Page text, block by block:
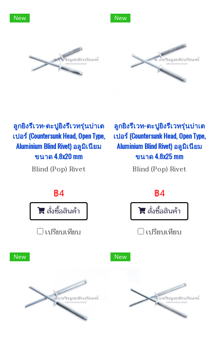
New
ลูกยิงรีเวท-ตะปูยิงรีเวทรุ่นบ่าเต
เปอร์ (Countersunk Head, Open Type,
Aluminium Blind Rivet) อลูมิเนียม
ขนาด 4.8x20 mm
Blind (Pop) Rivet
฿4
สั่งซื้อสินค้า
เปรียบเทียบ
New
ลูกยิงรีเวท-ตะปูยิงรีเวทรุ่นบ่าเต
เปอร์ (Countersunk Head, Open Type,
Aluminium Blind Rivet) อลูมิเนียม
ขนาด 4.8x25 mm
Blind (Pop) Rivet
฿4
สั่งซื้อสินค้า
เปรียบเทียบ
New New